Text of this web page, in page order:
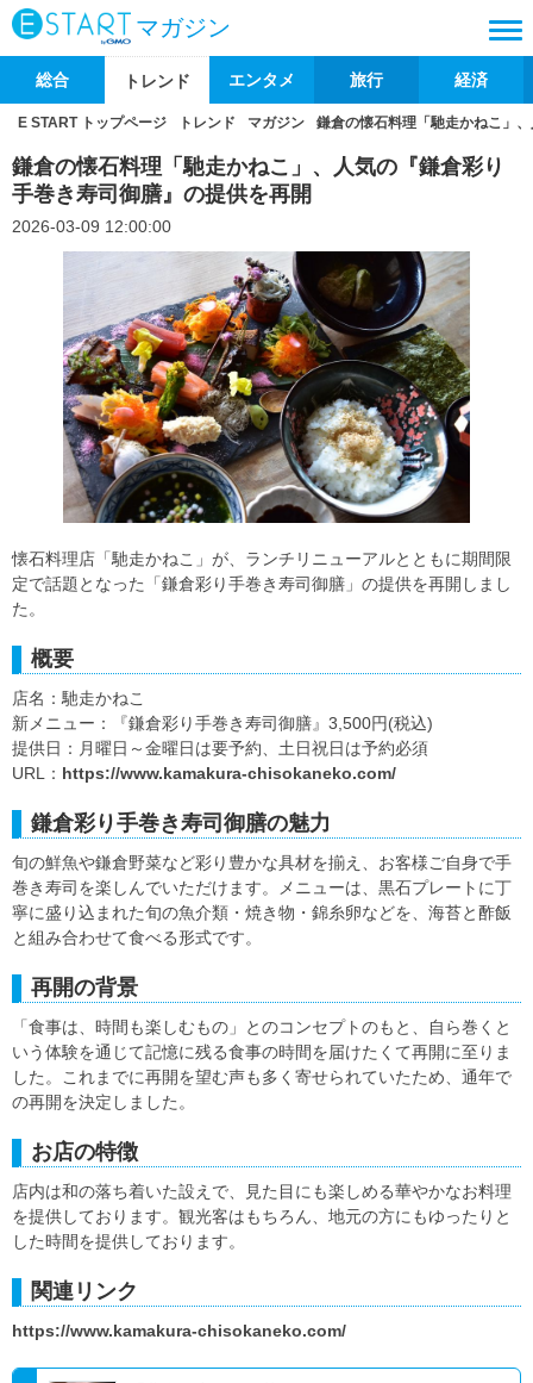
マガジン
総合 トレンド エンタメ 旅行 経済
E START トップページ トレンド マガジン 鎌倉の懐石料理「馳走かねこ」
鎌倉の懐石料理「馳走かねこ」、人気の『鎌倉彩り
手巻き寿司御膳』の提供を再開
2026-03-09 12:00:00
懐石料理店「馳走かねこ」が、ランチリニューアルとともに期間限
定で話題となった「鎌倉彩り手巻き寿司御膳」の提供を再開しまし
た。
概要
店名：馳走かねこ
新メニュー：『鎌倉彩り手巻き寿司御膳』3,500円(税込)
提供日：月曜日～金曜日は要予約、土日祝日は予約必須
URL： https://www.kamakura-chisokaneko.com/
鎌倉彩り手巻き寿司御膳の魅力
旬の鮮魚や鎌倉野菜など彩り豊かな具材を揃え、お客様ご自身で手
巻き寿司を楽しんでいただけます。メニューは、黒石プレートに丁
寧に盛り込まれた旬の魚介類・焼き物・錦糸卵などを、海苔と酢飯
と組み合わせて食べる形式です。
再開の背景
「食事は、時間も楽しむもの」とのコンセプトのもと、自ら巻くと
いう体験を通じて記憶に残る食事の時間を届けたくて再開に至りま
した。これまでに再開を望む声も多く寄せられていたため、通年で
の再開を決定しました。
お店の特徴
店内は和の落ち着いた設えで、見た目にも楽しめる華やかなお料理
を提供しております。観光客はもちろん、地元の方にもゆったりと
した時間を提供しております。
関連リンク
https://www.kamakura-chisokaneko.com/